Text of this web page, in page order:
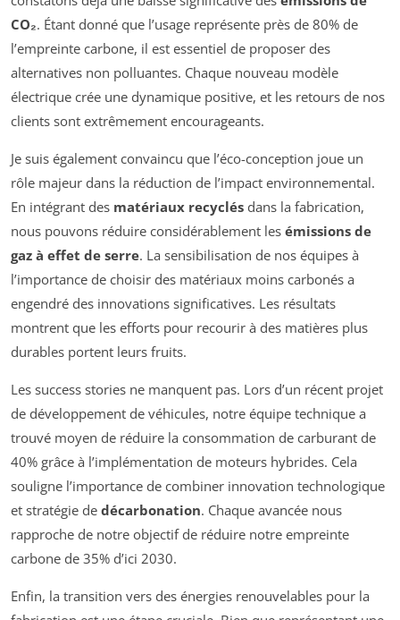
CO₂. Étant donné que l’usage représente près de 80% de
l’empreinte carbone, il est essentiel de proposer des
alternatives non polluantes. Chaque nouveau modèle
électrique crée une dynamique positive, et les retours de nos
clients sont extrêmement encourageants.
Je suis également convaincu que l’éco-conception joue un
rôle majeur dans la réduction de l’impact environnemental.
En intégrant des matériaux recyclés dans la fabrication,
nous pouvons réduire considérablement les émissions de
gaz à effet de serre. La sensibilisation de nos équipes à
l’importance de choisir des matériaux moins carbonés a
engendré des innovations significatives. Les résultats
montrent que les efforts pour recourir à des matières plus
durables portent leurs fruits.
Les success stories ne manquent pas. Lors d’un récent projet
de développement de véhicules, notre équipe technique a
trouvé moyen de réduire la consommation de carburant de
40% grâce à l’implémentation de moteurs hybrides. Cela
souligne l’importance de combiner innovation technologique
et stratégie de décarbonation. Chaque avancée nous
rapproche de notre objectif de réduire notre empreinte
carbone de 35% d’ici 2030.
Enfin, la transition vers des énergies renouvelables pour la